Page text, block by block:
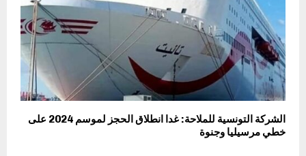
الشركة التونسية للملاحة: غدا انطلاق الحجز لموسم 2024 على
خطي مرسيليا وجنوة